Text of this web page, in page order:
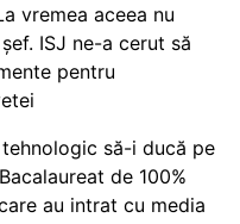
vremea aceea nu
ISJ ne-a cerut să
pentru
să-i ducă pe
de 100%
au intrat cu media